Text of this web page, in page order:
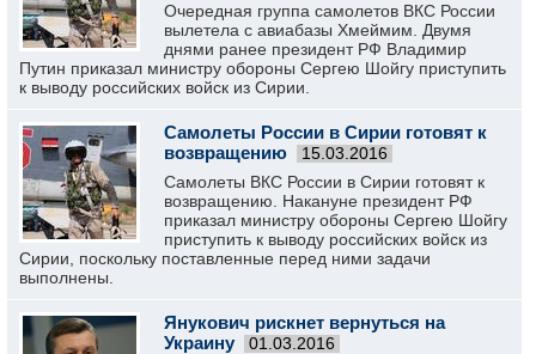
Очередная группа самолетов ВКС России
вылетела с авиабазы Хмеймим. Двумя
днями ранее президент РФ Владимир
Путин приказал министру обороны Сергею Шойгу приступить
к выводу российских войск из Сирии.
Самолеты России в Сирии готовят к
возвращению
15.03.2016
Самолеты ВКС России в Сирии готовят к
возвращению. Накануне президент РФ
приказал министру обороны Сергею Шойгу
приступить к выводу российских войск из
Сирии, поскольку поставленные перед ними задачи
выполнены.
Янукович рискнет вернуться на
Украину
01.03.2016